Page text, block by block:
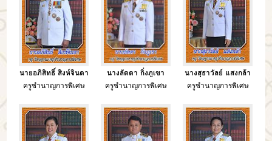
นายอภิสิทธิ์ สิงห์จินดา
ครูชำนาญการพิเศษ
นางลัดดา กิ่งภูเขา
ครูชำนาญการพิเศษ
นางสุธาวัลย์ แสงกล้า
ครูชำนาญการพิเศษ